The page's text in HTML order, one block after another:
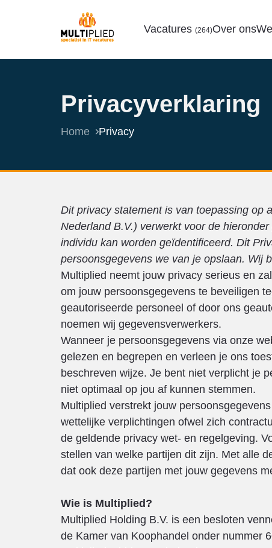
Vacatures(264)Over ons
Privacyverklaring
Home Privacy
Dit privacy statement is van toepassing op
Nederland B.V.) verwerkt voor de
individu kan worden geïdentificeerd. Dit
persoonsgegevens we van je opslaan. Wij
Multiplied neemt jouw privacy serieus en
om jouw persoonsgegevens te beveiligen
geautoriseerde personeel of door ons
noemen wij gegevensverwerkers.
Wanneer je persoonsgegevens via onze
gelezen en begrepen en verleen je ons
beschreven wijze. Je bent niet verplicht je
niet optimaal op jou af kunnen stemmen.
Multiplied verstrekt jouw
wettelijke verplichtingen ofwel zich
de geldende privacy wet- en regelgeving.
stellen van welke partijen dit zijn. Met alle
dat ook deze partijen met jouw gegevens
Wie is Multiplied?
Multiplied Holding B.V. is een besloten
de Kamer van Koophandel onder nummer